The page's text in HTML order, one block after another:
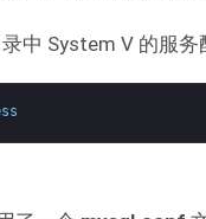
中 System V 的服